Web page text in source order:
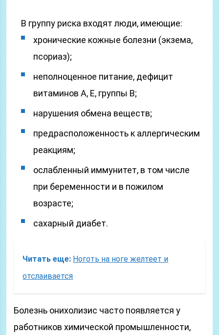
В группу риска входят люди, имеющие:
хронические кожные болезни (экзема,
псориаз);
неполноценное питание, дефицит
витаминов A, E, группы B;
нарушения обмена веществ;
предрасположенность к аллергическим
реакциям;
ослабленный иммунитет, в том числе
при беременности и в пожилом
возрасте;
сахарный диабет.
Читать еще: Ноготь на ноге желтеет и
отслаивается
Болезнь онихолизис часто появляется у
работников химической промышленности,